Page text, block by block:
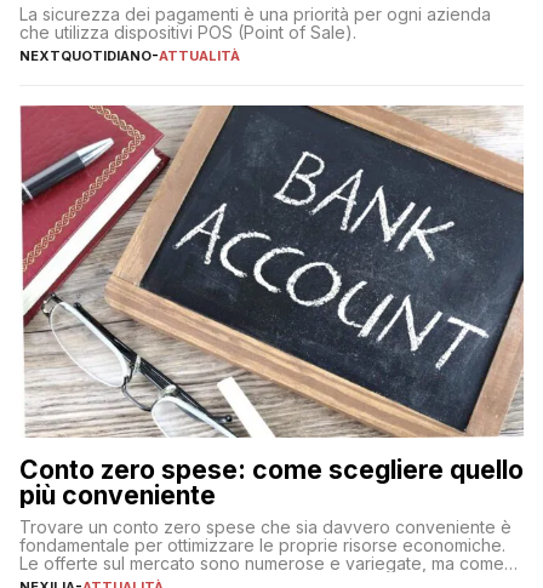
La sicurezza dei pagamenti è una priorità per ogni azienda
che utilizza dispositivi POS (Point of Sale).
NEXTQUOTIDIANO-ATTUALITÀ
Conto zero spese: come scegliere quello
più conveniente
Trovare un conto zero spese che sia davvero conveniente è
fondamentale per ottimizzare le proprie risorse economiche.
Le offerte sul mercato sono numerose e variegate, ma come
individuare quella più adatta alle proprie esigenze senza